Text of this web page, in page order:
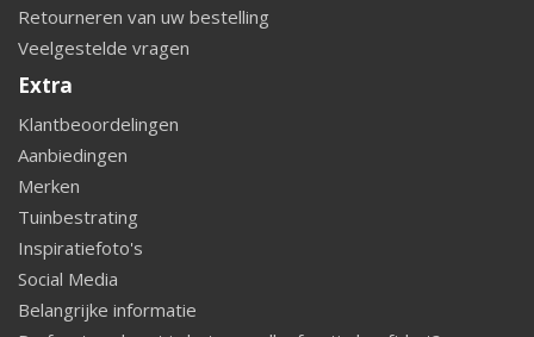
Retourneren van uw bestelling
Veelgestelde vragen
Extra
Klantbeoordelingen
Aanbiedingen
Merken
Tuinbestrating
Inspiratiefoto's
Social Media
Belangrijke informatie